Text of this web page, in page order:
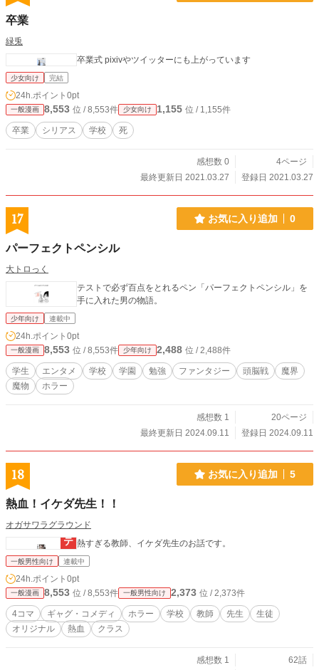
卒業
緑兎
卒業式 pixivやツイッターにも上がっています
少女向け 完結
24h.ポイント 0pt
一般漫画 8,553 位 / 8,553件 少女向け 1,155 位 / 1,155件
卒業 シリアス 学校 死
感想数 0
4ページ
最終更新日 2021.03.27
登録日 2021.03.27
17 お気に入り追加 0
パーフェクトペンシル
大トロっく
テストで必ず百点をとれるペン「パーフェクトペンシル」を
手に入れた男の物語。
少年向け 連載中
24h.ポイント 0pt
一般漫画 8,553 位 / 8,553件 少年向け 2,488 位 / 2,488件
学生 エンタメ 学校 学園 勉強 ファンタジー 頭脳戦
魔界
魔物
ホラー
感想数 1
20ページ
最終更新日 2024.09.11
登録日 2024.09.11
18 お気に入り追加 5
熱血！イケダ先生！！
オガサワラグラウンド
熱すぎる教師、イケダ先生のお話です。
一般男性向け 連載中
24h.ポイント 0pt
一般漫画 8,553 位 / 8,553件 一般男性向け 2,373 位 / 2,373件
4コマ ギャグ・コメディ ホラー 学校 教師 先生
生徒
オリジナル
熱血 クラス
感想数 1
62話